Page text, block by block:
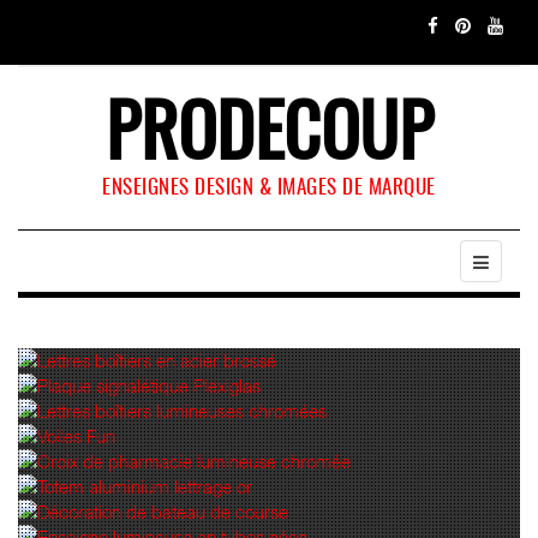
PRODECOUP
ENSEIGNES DESIGN & IMAGES DE MARQUE